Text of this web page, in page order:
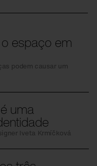
espaço em
podem causar um
uma
Iveta Krmíčková